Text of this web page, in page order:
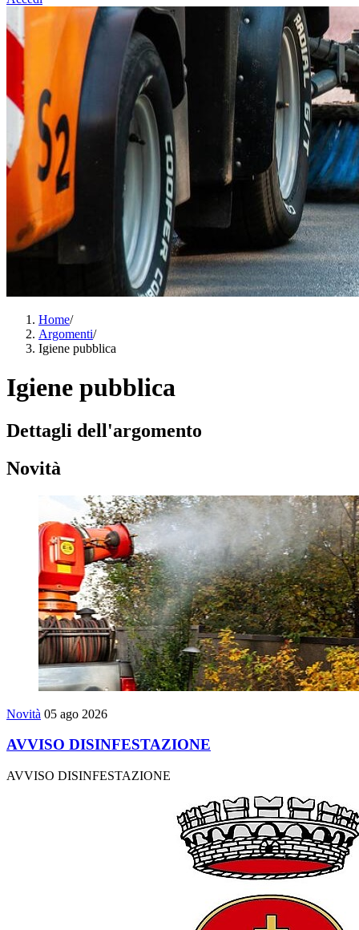
Home/
Argomenti/
Igiene pubblica
Igiene pubblica
Dettagli dell'argomento
Novità
Novità 05 ago 2026
AVVISO DISINFESTAZIONE
AVVISO DISINFESTAZIONE